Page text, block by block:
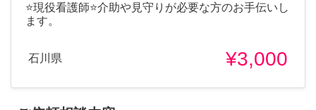
⭐現役看護師⭐介助や見守りが必要な方のお手伝いし
ます。
石川県 ¥3,000